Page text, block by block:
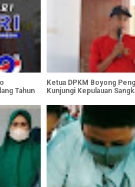
Tahun
Ketua DPKM Boyong
Kunjungi Kepulauan